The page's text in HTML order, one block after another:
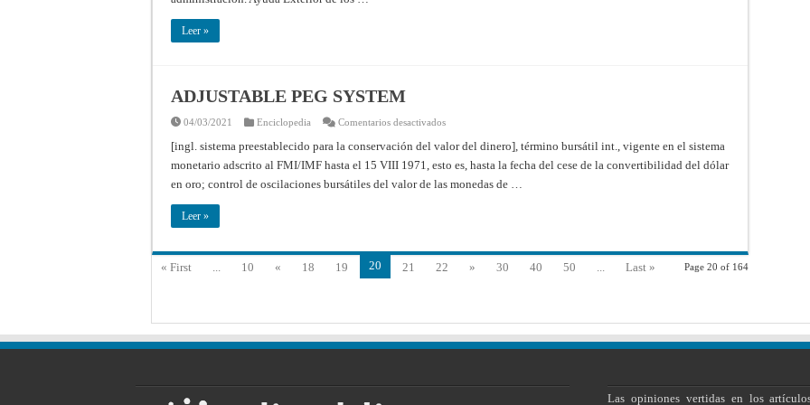
Leer »
ADJUSTABLE PEG SYSTEM
04/03/2021 Enciclopedia Comentarios desactivadosen
PEG
SYSTEM
[ingl. sistema preestablecido para la conservación del valor del dinero], término bursátil int., vigente en el sistema
monetario adscrito al FMI/IMF hasta el 15 VIII 1971, esto es, hasta la fecha del cese de la convertibilidad del dólar
en oro; control de oscilaciones bursátiles del valor de las monedas de …
Leer »
Page 20 of 164
« First 10 « 18 19 20 21 22 » 30 40 50 Last »
Las opiniones vertidas en los